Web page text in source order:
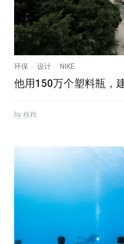
环保 设计 NIKE
他用150万个塑料瓶，
by 秩秩